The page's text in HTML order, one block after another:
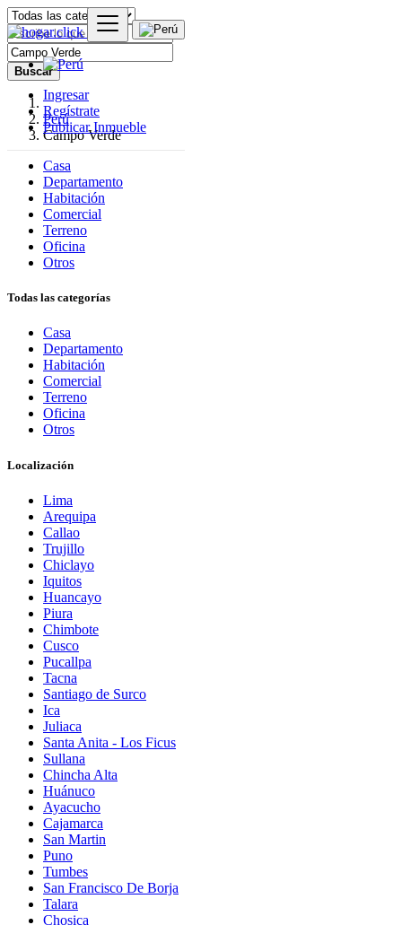
Ingresar
Regístrate
Publicar Inmueble
Buscar
Perú
Campo Verde
Casa
Departamento
Habitación
Comercial
Terreno
Oficina
Otros
Todas las categorías
Casa
Departamento
Habitación
Comercial
Terreno
Oficina
Otros
Localización
Lima
Arequipa
Callao
Trujillo
Chiclayo
Iquitos
Huancayo
Piura
Chimbote
Cusco
Pucallpa
Tacna
Santiago de Surco
Ica
Juliaca
Santa Anita - Los Ficus
Sullana
Chincha Alta
Huánuco
Ayacucho
Cajamarca
San Martin
Puno
Tumbes
San Francisco De Borja
Talara
Chosica